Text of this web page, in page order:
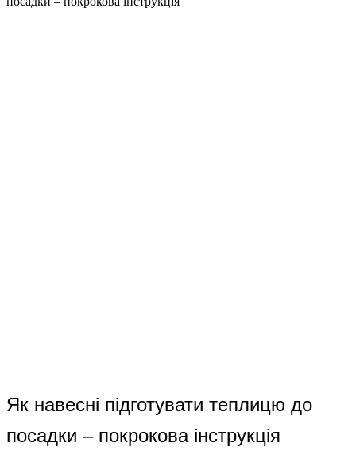
Як навесні підготувати теплицю до
посадки – покрокова інструкція